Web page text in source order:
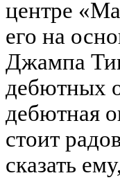
центре
его на
Джампа
дебютных
дебютная
стоит
сказать